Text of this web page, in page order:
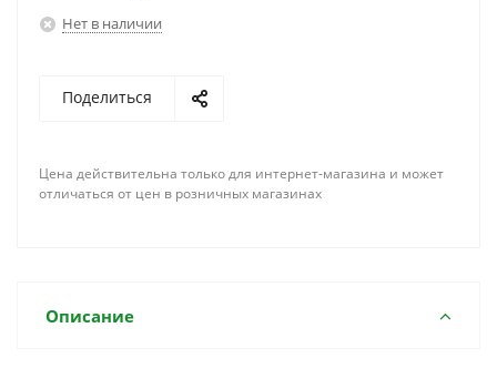
Нет в наличии
Поделиться
Цена действительна только для интернет-магазина и может
отличаться от цен в розничных магазинах
Описание